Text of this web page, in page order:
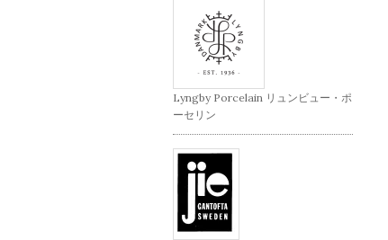
Lyngby Porcelain リュンビュー・ポ
ーセリン